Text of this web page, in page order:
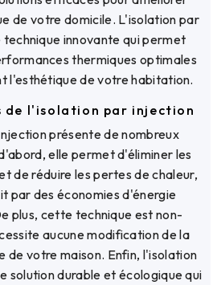
de votre domicile. L'isolation par
innovante qui permet
thermiques optimales
l'esthétique de votre habitation.
de l'isolation par injection
présente de nombreux
elle permet d'éliminer les
de réduire les pertes de chaleur,
par des économies d'énergie
plus, cette technique est non-
aucune modification de la
de votre maison. Enfin, l'isolation
solution durable et écologique qui